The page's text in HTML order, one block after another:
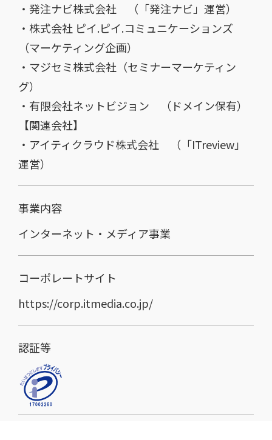
・ 発注ナビ株式会社 （「発注ナビ 」運営）
・ 株式会社 ピイ.ピイ.コミュニケーションズ
（マーケティング企画）
・ マジセミ株式会社 （セミナーマーケティン
グ）
・有限会社ネットビジョン （ドメイン保有）
【関連会社】
・ アイティクラウド株式会社 （「ITreview」
運営）
事業内容
インターネット・メディア事業
コーポレートサイト
https://corp.itmedia.co.jp/
認証等